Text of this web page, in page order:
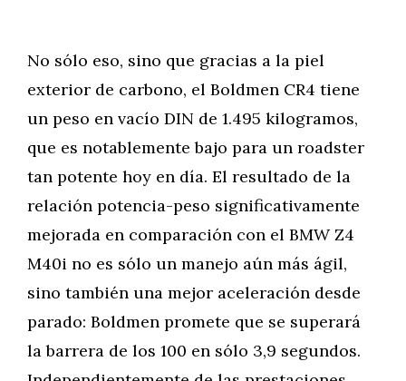
No sólo eso, sino que gracias a la piel
exterior de carbono, el Boldmen CR4 tiene
un peso en vacío DIN de 1.495 kilogramos,
que es notablemente bajo para un roadster
tan potente hoy en día. El resultado de la
relación potencia-peso significativamente
mejorada en comparación con el BMW Z4
M40i no es sólo un manejo aún más ágil,
sino también una mejor aceleración desde
parado: Boldmen promete que se superará
la barrera de los 100 en sólo 3,9 segundos.